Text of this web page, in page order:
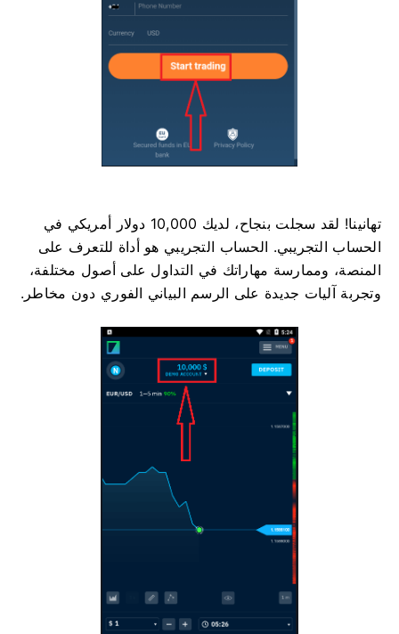
تهانينا! لقد سجلت بنجاح، لديك 10,000 دولار أمريكي في
الحساب التجريبي. الحساب التجريبي هو أداة للتعرف على
المنصة، وممارسة مهاراتك في التداول على أصول مختلفة،
وتجربة آليات جديدة على الرسم البياني الفوري دون مخاطر.